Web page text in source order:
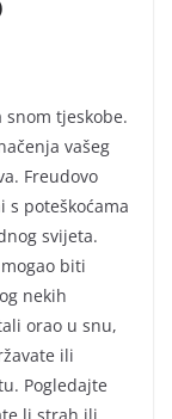
snom tjeskobe.
vašeg
Freudovo
s poteškoćama
svijeta.
biti
nekih
orao u snu,
ili
Pogledajte
li strah ili